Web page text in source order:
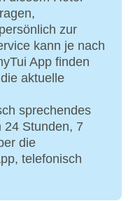
zur
kann je nach
App finden
aktuelle
sprechendes
24 Stunden, 7
die
telefonisch